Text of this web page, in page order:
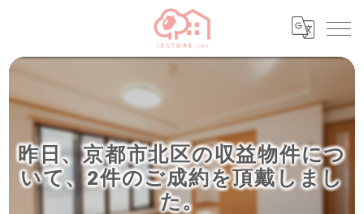
昨日、京都市北区の収益物件につ
いて、2件のご成約を頂戴しまし
た。